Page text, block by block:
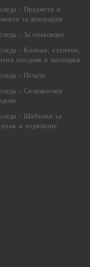
- Предмети и
за декорация
- За опаковане
- Kлонки, елхички,
плодове и шишарки
- Печати
- Силиконови
- Шаблони за
и изрязване